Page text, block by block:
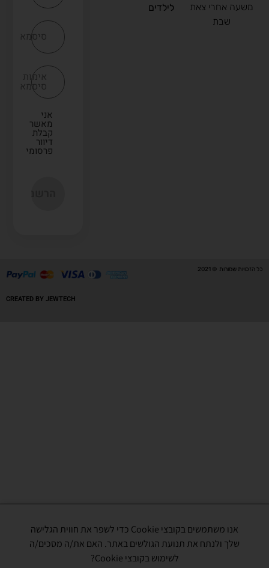
משעה אחרי צאת
שבת
לילדים
סיסמא
אימות
סיסמא
אני
מאשר
קבלת
דיוור
פרסומי
כל הזכויות שמורות © 2021
CREATED BY JEWTECH
אנו משתמשים בקובצי Cookie כדי לשפר את חווית הגלישה
שלך ולנתח את תנועת הגולשים באתר. האם את/ה מסכים/ה
לשימוש בקובצי Cookie?